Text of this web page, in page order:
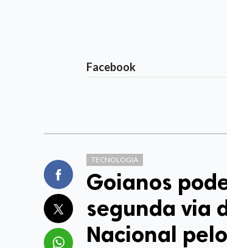
Facebook
TECNOLOGIA
Goianos
segunda via
Nacional